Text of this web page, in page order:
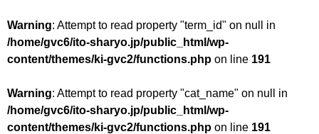
Warning: Attempt to read property "term_id" on null in
/home/gvc6/ito-sharyo.jp/public_html/wp-
content/themes/ki-gvc2/functions.php on line 191
Warning: Attempt to read property "cat_name" on null in
/home/gvc6/ito-sharyo.jp/public_html/wp-
content/themes/ki-gvc2/functions.php on line 191